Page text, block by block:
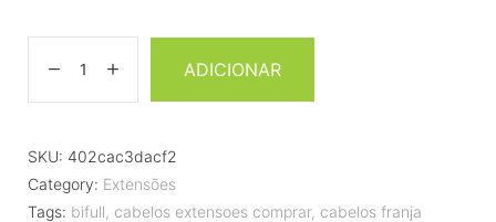
ADICIONAR
SKU: 402cac3dacf2
Category: Extensões
Tags: bifull, cabelos extensoes comprar, cabelos franja